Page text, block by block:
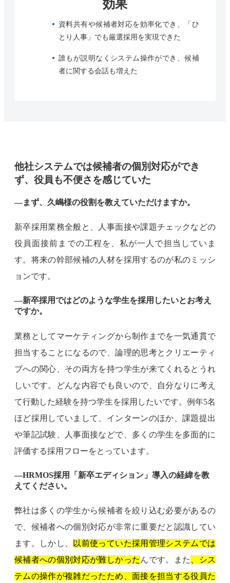
効果
資料共有や候補者対応を効率化でき、「ひ
とり人事」でも厳選採用を実現できた
誰もが説明なくシステム操作ができ、候補
者に関する会話も増えた
他社システムでは候補者の個別対応ができ
ず、役員も不便さを感じていた
―まず、久嶋様の役割を教えていただけますか。
新卒採用業務全般と、人事面接や課題チェックなどの
役員面接前までの工程を、私が一人で担当していま
す。将来の幹部候補の人材を採用するのが私のミッシ
ョンです。
―新卒採用ではどのような学生を採用したいとお考え
ですか。
業務としてマーケティングから制作までを一気通貫で
担当することになるので、論理的思考とクリエーティ
ブへの関心、その両方を持つ学生が来てくれるとうれ
しいです。どんな内容でも良いので、自分なりに考え
て行動した経験を持つ学生を採用したいです。例年5名
ほど採用していまして、インターンのほか、課題提出
や筆記試験、人事面接などで、多くの学生を多面的に
評価する採用フローをとっています。
―HRMOS採用「新卒エディション」導入の経緯を教
えてください。
弊社は多くの学生から候補者を絞り込む必要があるの
で、候補者への個別対応が非常に重要だと認識してい
ます。しかし、
以前使っていた採用管理システムでは
候補者への個別対応が難しかった んです。また
、シス
テムの操作が複雑だったため、面接を担当する役員た